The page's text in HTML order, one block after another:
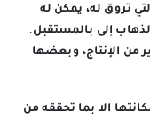
تروق له، يمكن له
إلى بالمستقبل.
من الإنتاج، وبعضها
الا بما تحققه من